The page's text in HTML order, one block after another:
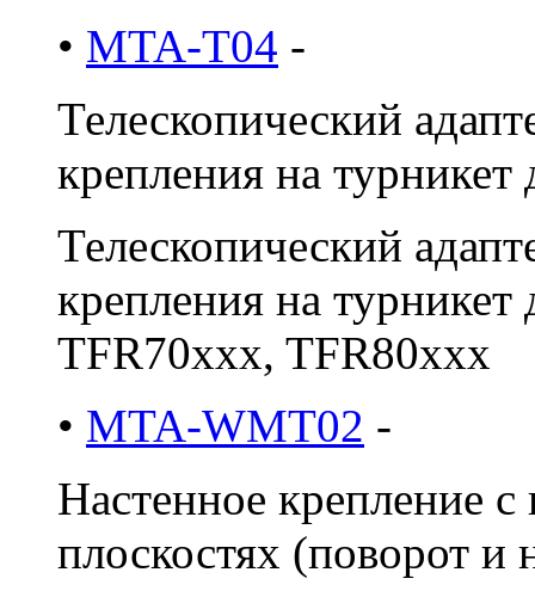
• MTA-T04 -
Телескопический
крепления на турникет
Телескопический
крепления на
TFR70xxx, TFR80xxx
• MTA-WMT02 -
Настенное крепление
плоскостях (поворот и